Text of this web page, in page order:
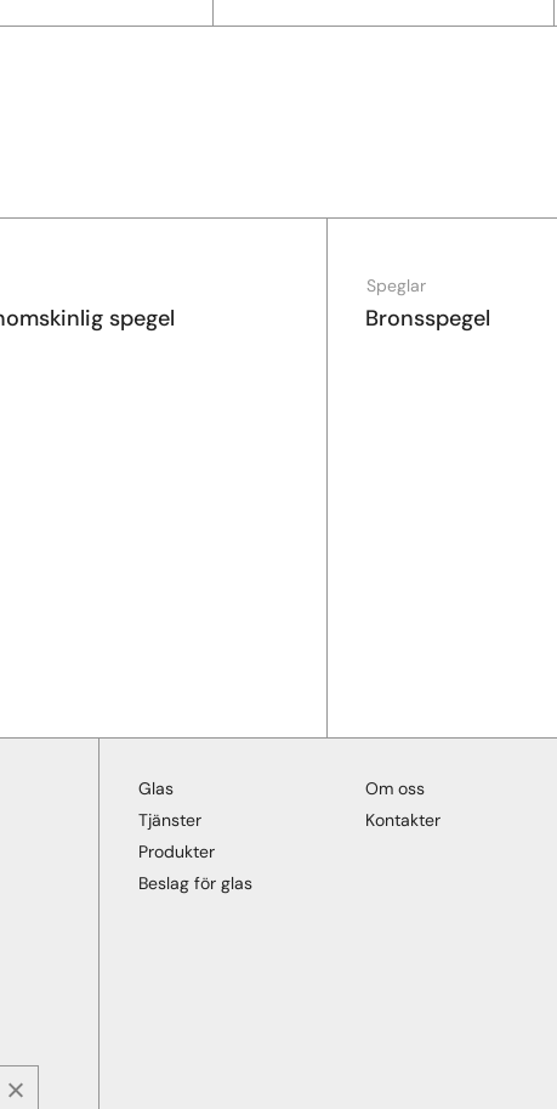
spegel
Speglar
Bronsspegel
Glas
Tjänster
Produkter
Beslag för glas
Om oss
Kontakter